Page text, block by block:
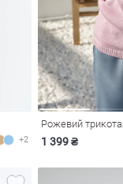
+2
Рожевий
1 399 ₴